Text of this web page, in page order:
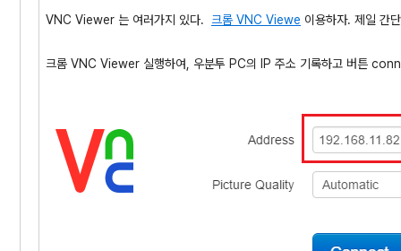
VNC Viewer 는 여러가지 있다. 크롬 VNC Viewe 이용하자. 제일 간
크롬 VNC Viewer 실행하여, 우분투 PC의 IP 주소 기록하고 버튼